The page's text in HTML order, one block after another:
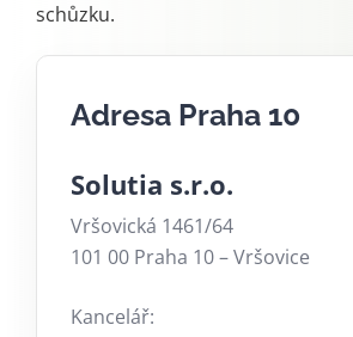
schůzku.
Adresa Praha 10
Solutia s.r.o.
Vršovická 1461/64
101 00 Praha 10 – Vršovice
Kancelář: